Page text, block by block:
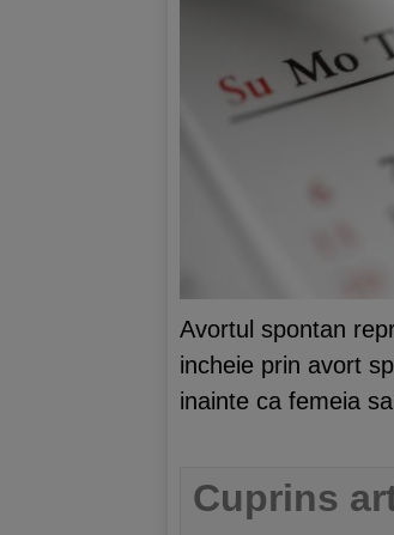
Avortul spontan
incheie prin avort
inainte ca femeia
Cuprins